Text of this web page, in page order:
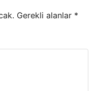
Gerekli alanlar *